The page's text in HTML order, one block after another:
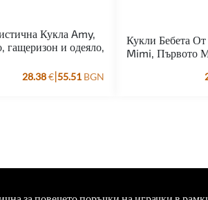
Кукла Amy,
гащеризон и одеяло,
28.38€|55.51 BGN
Кукли Бебета
Mimi, Първото